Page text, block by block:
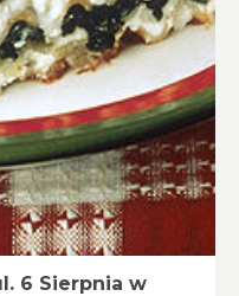
6 Sierpnia w